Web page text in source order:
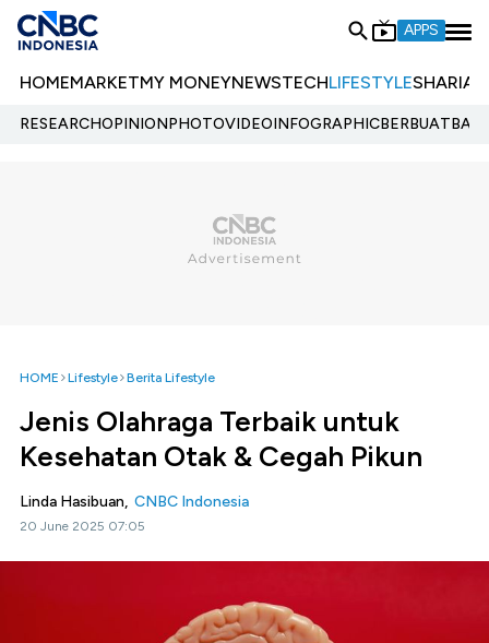
APPS
HOMEMARKETMY MONEYNEWSTECHLIFESTYLESHARIA
RESEARCHOPINIONPHOTOVIDEOINFOGRAPHIC
HOME Lifestyle Berita Lifestyle
Jenis Olahraga Terbaik untuk
Kesehatan Otak & Cegah Pikun
Linda Hasibuan, CNBC Indonesia
20 June 2025 07:05